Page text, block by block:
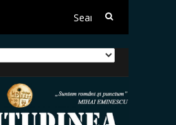
Search